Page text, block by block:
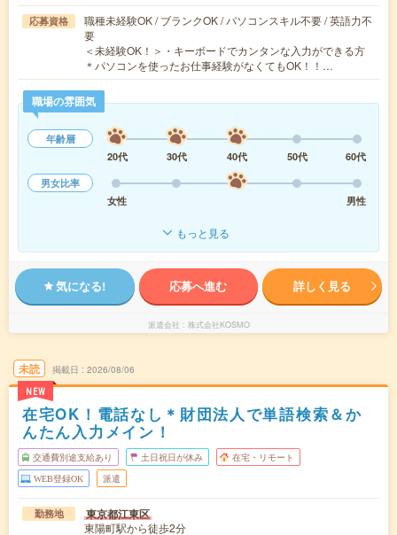
応募資格
職種未経験OK / ブランクOK / パソコンスキル不要 / 英語力不
要
＜未経験OK！＞・キーボードでカンタンな入力ができる方
＊パソコンを使ったお仕事経験がなくてもOK！！…
職場の雰囲気
年齢層
20代
30代 40代 50代
60代
男女比率
女性
男性
もっと見る
気になる! 応募へ進む 詳しく見る
派遣会社 株式会社KOSMO
未読
NEW
掲載日 2026/08/06
在宅OK！電話なし＊財団法人で単語検索＆か
んたん入力メイン！
交通費別途支給あり 土日祝日が休み 在宅・リモート
WEB登録OK 派遣
勤務地 東京都江東区
東陽町駅から徒歩2分